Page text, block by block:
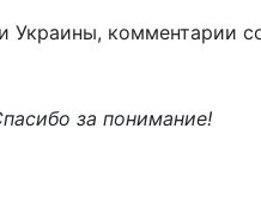
Украины, комментарии
за понимание!